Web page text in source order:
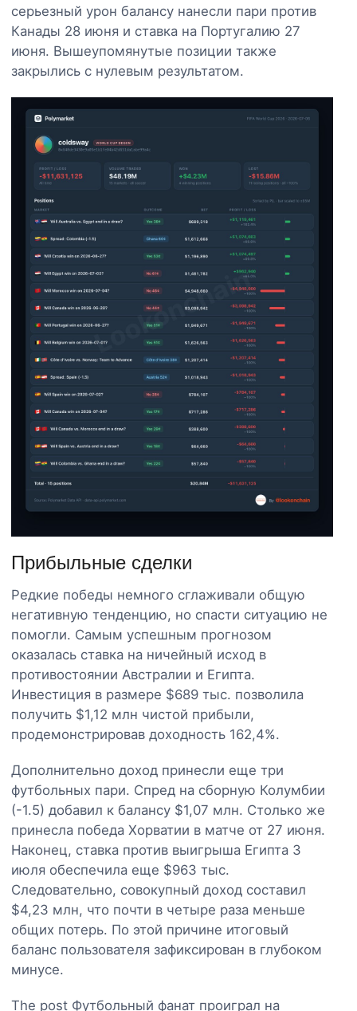
серьезный урон балансу нанесли пари против
Канады 28 июня и ставка на Португалию 27
июня. Вышеупомянутые позиции также
закрылись с нулевым результатом.
Прибыльные сделки
Редкие победы немного сглаживали общую
негативную тенденцию, но спасти ситуацию не
помогли. Самым успешным прогнозом
оказалась ставка на ничейный исход в
противостоянии Австралии и Египта.
Инвестиция в размере $689 тыс. позволила
получить $1,12 млн чистой прибыли,
продемонстрировав доходность 162,4%.
Дополнительно доход принесли еще три
футбольных пари. Спред на сборную Колумбии
(-1.5) добавил к балансу $1,07 млн. Столько же
принесла победа Хорватии в матче от 27 июня.
Наконец, ставка против выигрыша Египта 3
июля обеспечила еще $963 тыс.
Следовательно, совокупный доход составил
$4,23 млн, что почти в четыре раза меньше
общих потерь. По этой причине итоговый
баланс пользователя зафиксирован в глубоком
минусе.
The post Футбольный фанат проиграл на